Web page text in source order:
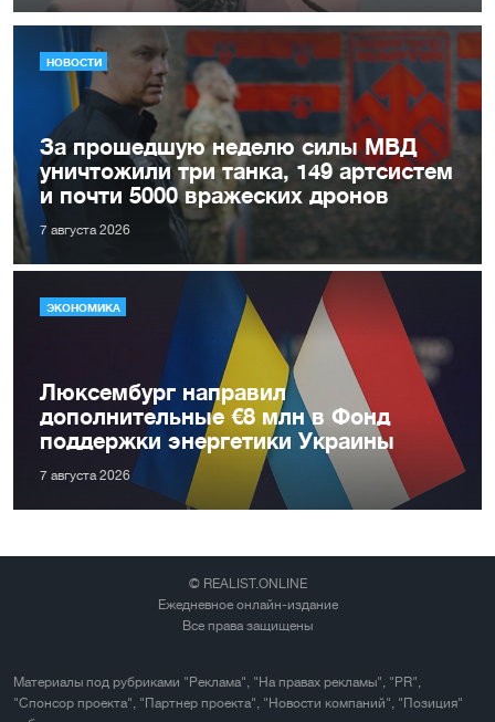
НОВОСТИ
За прошедшую неделю силы МВД
уничтожили три танка, 149 артсистем
и почти 5000 вражеских дронов
7 августа 2026
ЭКОНОМИКА
Люксембург направил
дополнительные €8 млн в Фонд
поддержки энергетики Украины
7 августа 2026
© REALIST.ONLINE
Ежедневное онлайн-издание
Все права защищены
Материалы под рубриками "Реклама", "На правах рекламы", "PR",
"Спонсор проекта", "Партнер проекта", "Новости компаний", "Позиция"